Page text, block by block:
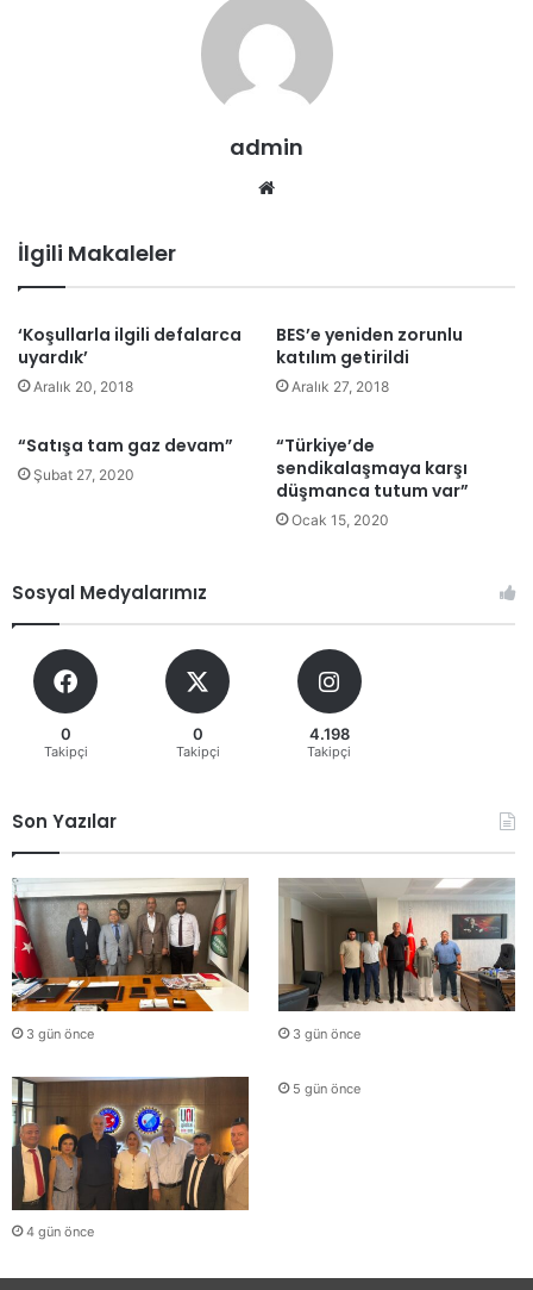
admin
İlgili Makaleler
‘Koşullarla ilgili defalarca
uyardık’
Aralık 20, 2018
BES’e yeniden zorunlu
katılım getirildi
Aralık 27, 2018
“Satışa tam gaz devam”
Şubat 27, 2020
“Türkiye’de
sendikalaşmaya karşı
düşmanca tutum var”
Ocak 15, 2020
Sosyal Medyalarımız
0
Takipçi
0
Takipçi
4.198
Takipçi
Son Yazılar
3 gün önce 3 gün önce
4 gün önce
5 gün önce